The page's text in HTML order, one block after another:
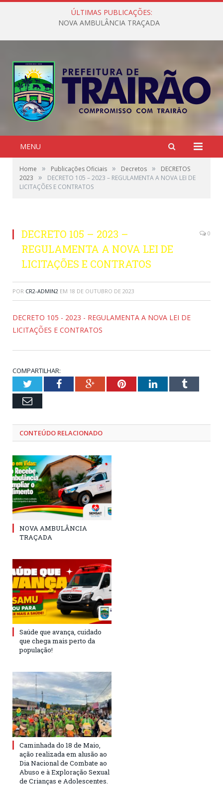
ÚLTIMAS PUBLICAÇÕES:
NOVA AMBULÂNCIA TRAÇADA
MENU
Home » Publicações Oficiais » Decretos »
DECRETOS
2023
»
DECRETO 105 – 2023 – REGULAMENTA A NOVA LEI DE
LICITAÇÕES E CONTRATOS
DECRETO 105 – 2023 –
REGULAMENTA A NOVA LEI DE
LICITAÇÕES E CONTRATOS
0
POR CR2-ADMIN2 EM 18 DE OUTUBRO DE 2023
DECRETO 105 - 2023 - REGULAMENTA A NOVA LEI DE
LICITAÇÕES E CONTRATOS
COMPARTILHAR:
TwitterFacebookGoogle+PinterestLinkedInTumblr
Email
CONTEÚDO RELACIONADO
NOVA AMBULÂNCIA
TRAÇADA
Saúde que avança, cuidado
que chega mais perto da
população!
Caminhada do 18 de Maio,
ação realizada em alusão ao
Dia Nacional de Combate ao
Abuso e à Exploração Sexual
de Crianças e Adolescentes.